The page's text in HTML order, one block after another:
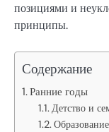
позициями и
принципы.
Содержание
Ранние годы
Детство и